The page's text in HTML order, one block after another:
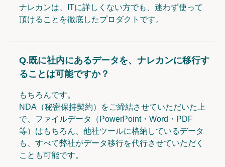
ナレカンは、ITに詳しくない方でも、迷わず使って
頂けることを徹底したプロダクトです。
Q.既に社内にあるデータを、ナレカンに移行す
ることは可能ですか？
もちろんです。
NDA（秘密保持契約）をご締結させていただいた上
で、ファイルデータ（PowerPoint・Word・PDF
等）はもちろん、他社ツールに格納しているデータ
も、すべて弊社がデータ移行を代行させていただく
ことも可能です。